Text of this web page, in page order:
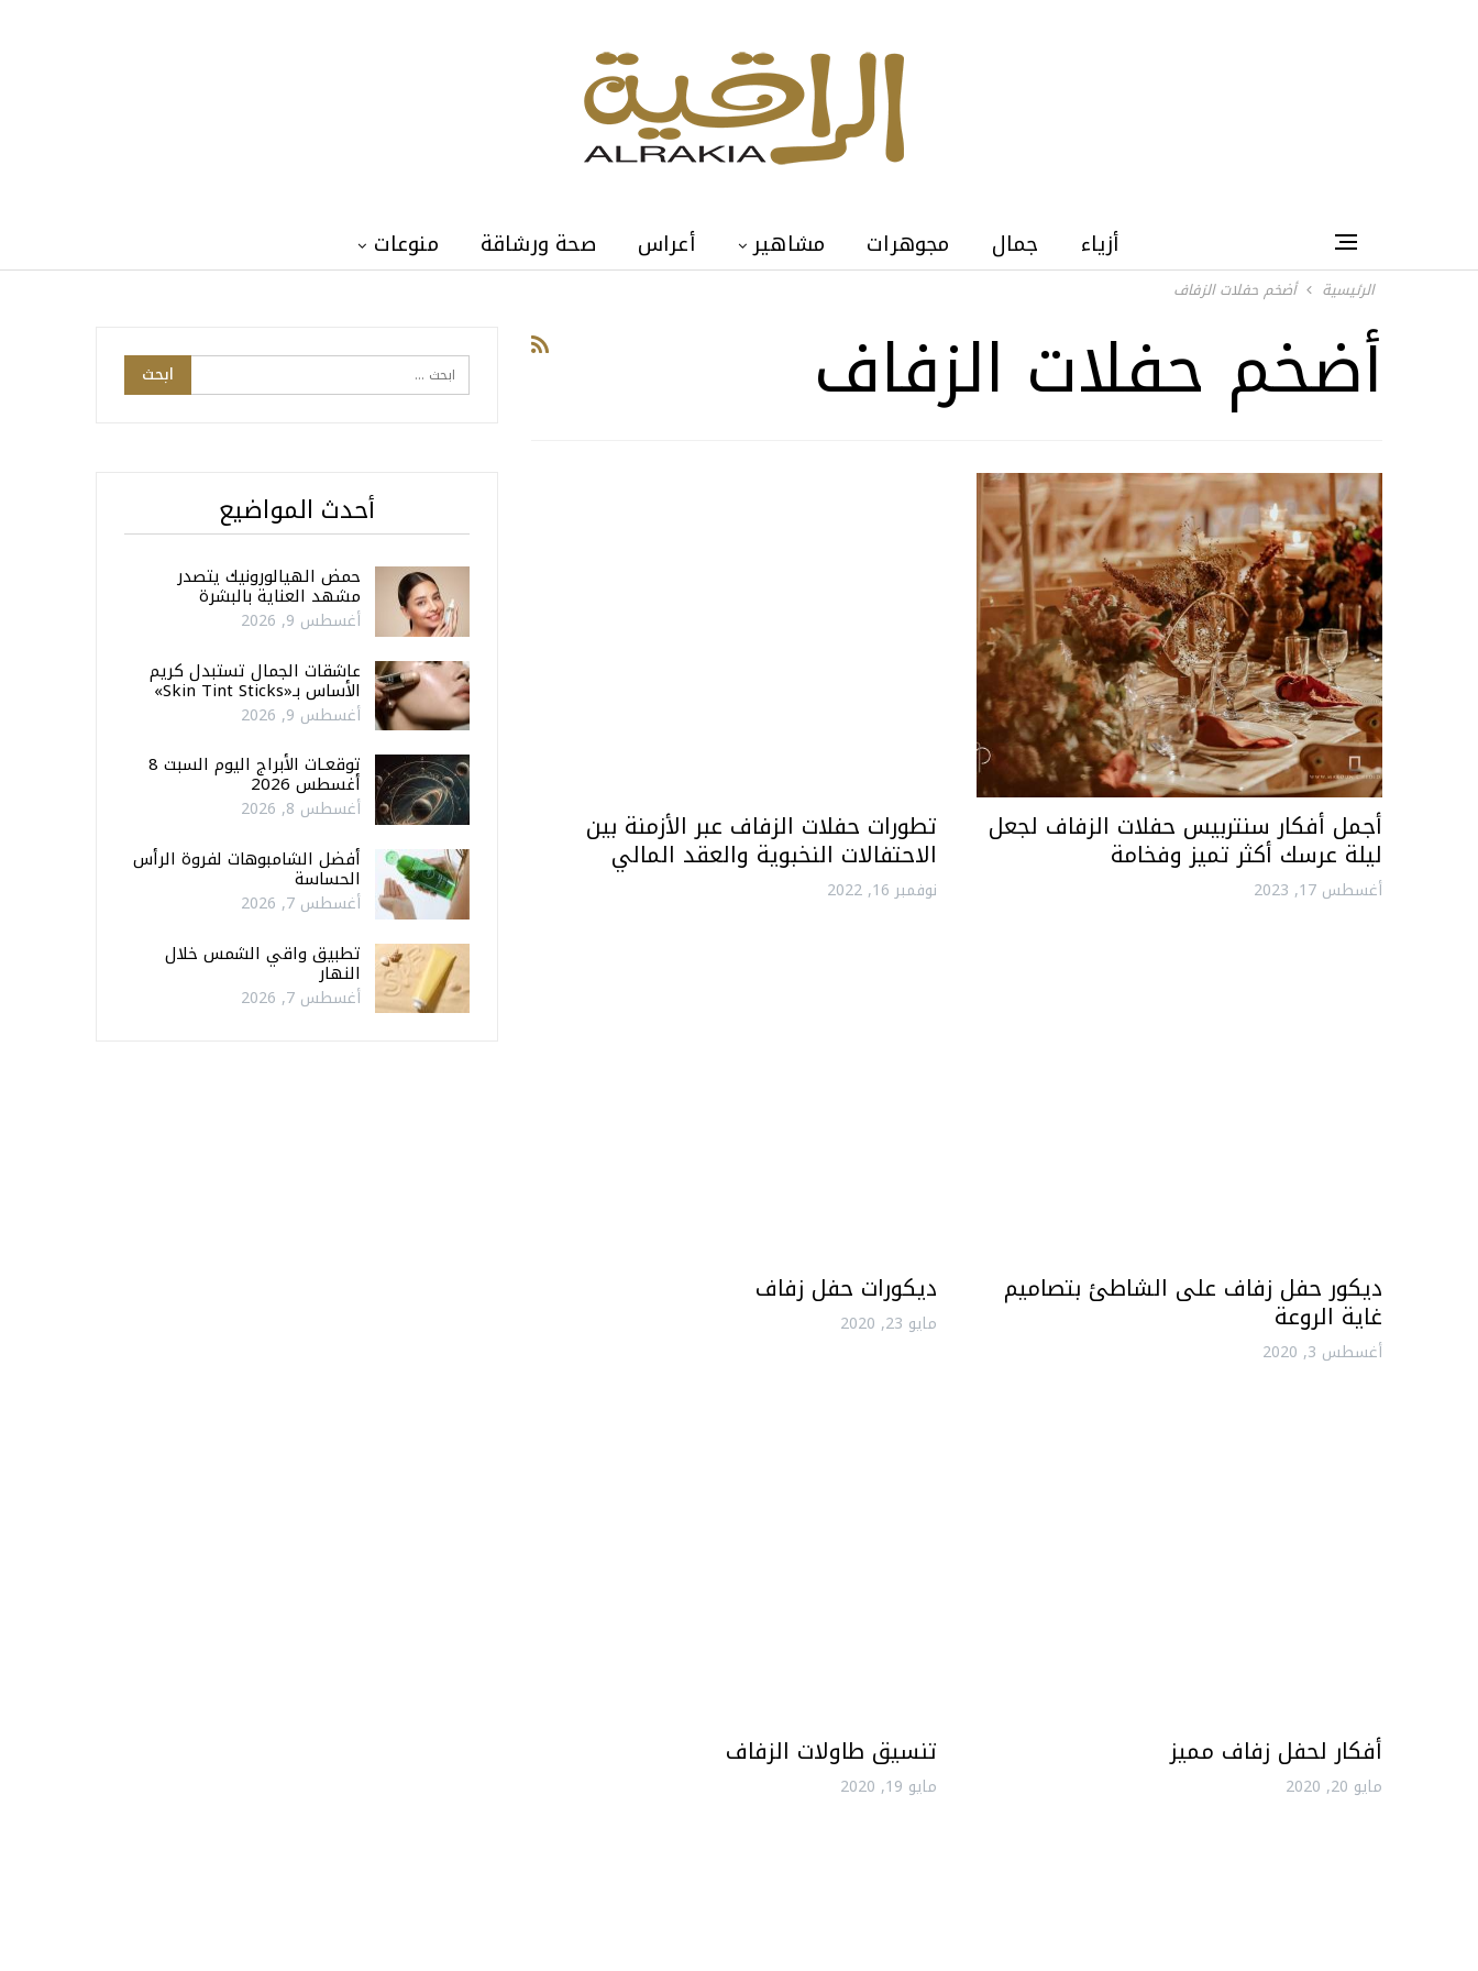
أزياء جمال مجوهرات مشاهير أعراس صحة ورشاقة منوعات
الرئيسية أضخم حفلات الزفاف
أضخم حفلات الزفاف
أجمل أفكار سنتربيس حفلات الزفاف لجعل
ليلة عرسك أكثر تميز وفخامة
أغسطس 17, 2023
تطورات حفلات الزفاف عبر الأزمنة بين
الاحتفالات النخبوية والعقد المالي
نوفمبر 16, 2022
ديكور حفل زفاف على الشاطئ بتصاميم
غاية الروعة
أغسطس 3, 2020
ديكورات حفل زفاف
مايو 23, 2020
أفكار لحفل زفاف مميز
مايو 20, 2020
تنسيق طاولات الزفاف
مايو 19, 2020
أحدث المواضيع
حمض الهيالورونيك يتصدر
مشهد العناية بالبشرة
أغسطس 9, 2026
عاشقات الجمال تستبدل كريم
الأساس بـ«Skin Tint Sticks»
أغسطس 9, 2026
توقعـات الأبراج اليوم السبت 8
أغسطس 2026
أغسطس 8, 2026
أفضل الشامبوهات لفروة الرأس
الحساسة
أغسطس 7, 2026
تطبيق واقي الشمس خلال
النهار
أغسطس 7, 2026